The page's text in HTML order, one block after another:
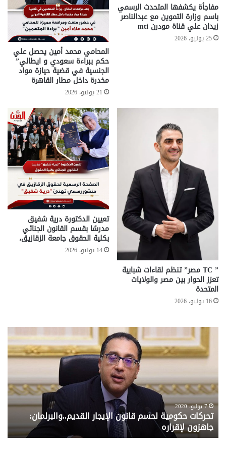
مفاجأة يكشفها المتحدث الرسمي
باسم وزارة التموين مع عبدالناصر
زيدان علي قناة مودرن mti
25 يوليو، 2026
المحامي محمد أمين يحصل علي
حكم ببراءة سعودي و ايطالي”
الجنسية في قضية حيازة مواد
مخدرة داخل مطار القاهرة
21 يوليو، 2026
” TC مصر” تنظم لقاءات شبابية
تعزز الحوار بين مصر والولايات
المتحدة
16 يوليو، 2026
تعيين الدكتورة درية شفيق
مدرسًا بقسم القانون الجنائي
بكلية الحقوق جامعة الزقازيق،
14 يوليو، 2026
تحركات
حكومية
لحسم
قانون
القديم..والبرلمان:
جاهزون
لإقراره
7 يوليو، 2020
تحركات حكومية لحسم قانون الإيجار القديم..والبرلمان:
جاهزون لإقراره
..
من